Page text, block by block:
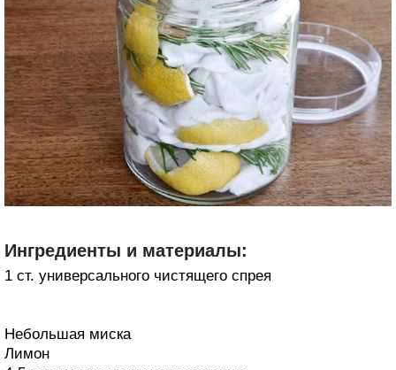
Ингредиенты и материалы:
1 ст. универсального чистящего спрея
Небольшая миска
Лимон